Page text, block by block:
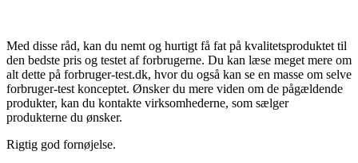
Med disse råd, kan du nemt og hurtigt få fat på kvalitetsproduktet til
den bedste pris og testet af forbrugerne. Du kan læse meget mere om
alt dette på forbruger-test.dk, hvor du også kan se en masse om selve
forbruger-test konceptet. Ønsker du mere viden om de pågældende
produkter, kan du kontakte virksomhederne, som sælger
produkterne du ønsker.
Rigtig god fornøjelse.